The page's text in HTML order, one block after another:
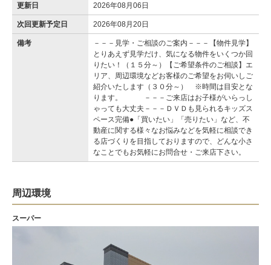
更新日 2026年08月06日
次回更新予定日 2026年08月20日
備考
－－－見学・ご相談のご案内－－－【物件見学】
とりあえず見学だけ、気になる物件をいくつか回
りたい！（１５分～）【ご希望条件のご相談】エ
リア、周辺環境などお客様のご希望をお伺いしご
紹介いたします（３０分～） ※時間は目安とな
ります。 －－－ご来店はお子様がいらっし
ゃっても大丈夫－－－ＤＶＤも見られるキッズス
ペース完備●「買いたい」「売りたい」など、不
動産に関する様々なお悩みなどを気軽に相談でき
る店づくりを目指しておりますので、どんな小さ
なことでもお気軽にお問合せ・ご来店下さい。
周辺環境
スーパー